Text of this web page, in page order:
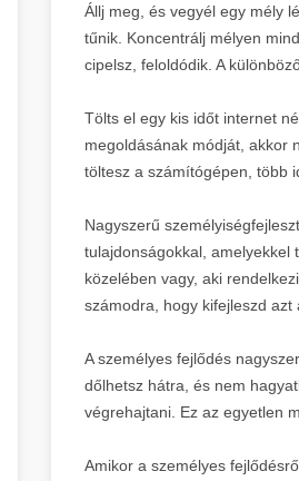
Állj meg, és vegyél egy mély
tűnik. Koncentrálj mélyen
cipelsz, feloldódik. A
Tölts el egy kis időt internet
megoldásának módját, akkor
töltesz a számítógépen, több
Nagyszerű
tulajdonságokkal, amelyekkel
közelében vagy, aki
számodra, hogy kifejleszd azt
A személyes fejlődés
dőlhetsz hátra, és nem
végrehajtani. Ez az egyetlen
Amikor a személyes